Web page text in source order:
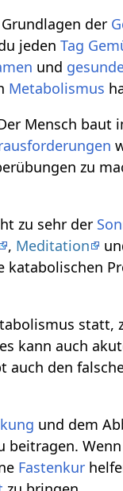
der
jedenTag
und
Metabolismus
Mensch baut
zu
zu sehr der
, Meditation
katabolischen
statt,
kann auch
auch den
und dem
beitragen.
Fastenkur